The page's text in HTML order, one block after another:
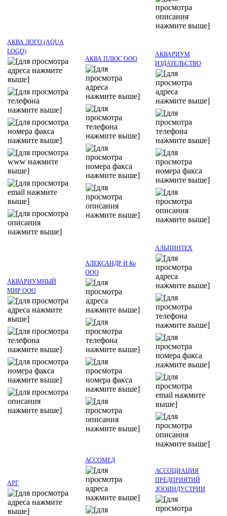
АКВА ЛОГО (AQUA
LOGO)
АКВА ПЛЮС ООО
АКВАРИУМ
ИЗДАТЕЛЬСТВО
АКВАРИУМНЫЙ
МИР ООО
АЛЕКСАНДР И Ко
ООО
АЛЬПИНТЕХ
АРГ
АССОМЕД
АССОЦИАЦИЯ
ПРЕДПРИЯТИЙ
ЗООИНДУСТРИИ